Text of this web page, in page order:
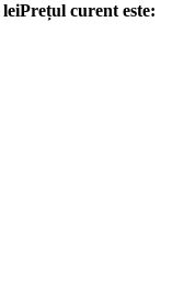
leiPrețul curent este: